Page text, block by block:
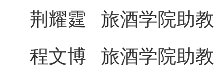
荆耀霆 旅酒学院助教
程文博 旅酒学院助教